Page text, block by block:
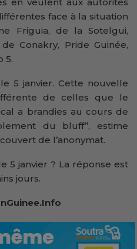
face à la situation
Friguia, de la Sotelgui,
Conakry, Pride Guinée,
5.
le 5 janvier. Cette nouvelle
de celles que le
a brandies au cours de
du bluff’’, estime
de l’anonymat.
5 janvier ? La réponse est
jours.